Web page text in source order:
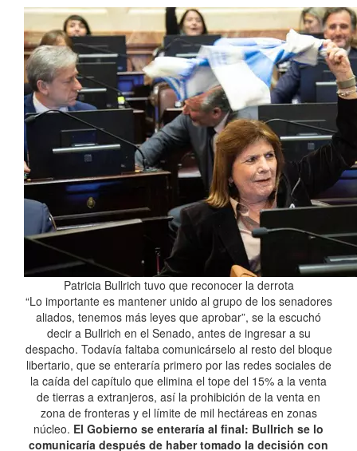
Patricia Bullrich tuvo que reconocer la derrota
“Lo importante es mantener unido al grupo de los senadores
aliados, tenemos más leyes que aprobar”, se la escuchó
decir a Bullrich en el Senado, antes de ingresar a su
despacho. Todavía faltaba comunicárselo al resto del bloque
libertario, que se enteraría primero por las redes sociales de
la caída del capítulo que elimina el tope del 15% a la venta
de tierras a extranjeros, así la prohibición de la venta en
zona de fronteras y el límite de mil hectáreas en zonas
núcleo. El Gobierno se enteraría al final: Bullrich se lo
comunicaría después de haber tomado la decisión con